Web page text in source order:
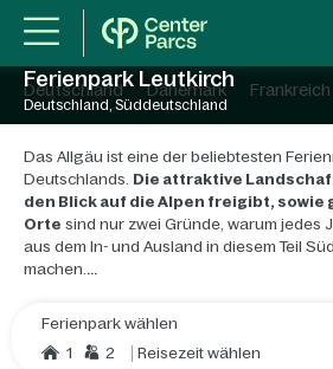
Deutschland Dänemark Frankreich
Ferienpark Leutkirch
Deutschland, Süddeutschland
Das Allgäu ist eine der beliebtesten
Deutschlands. Die attraktive
den Blick auf die Alpen freigibt,
Orte sind nur zwei Gründe, warum jedes
aus dem In- und Ausland in diesem Teil
machen.
Oberallgäu gelegen, ist einer jener
Nachweislich schon zur
Leutkirch 766 erstmals urkundlich
Ferienpark wählen
1
2 Reisezeit wählen